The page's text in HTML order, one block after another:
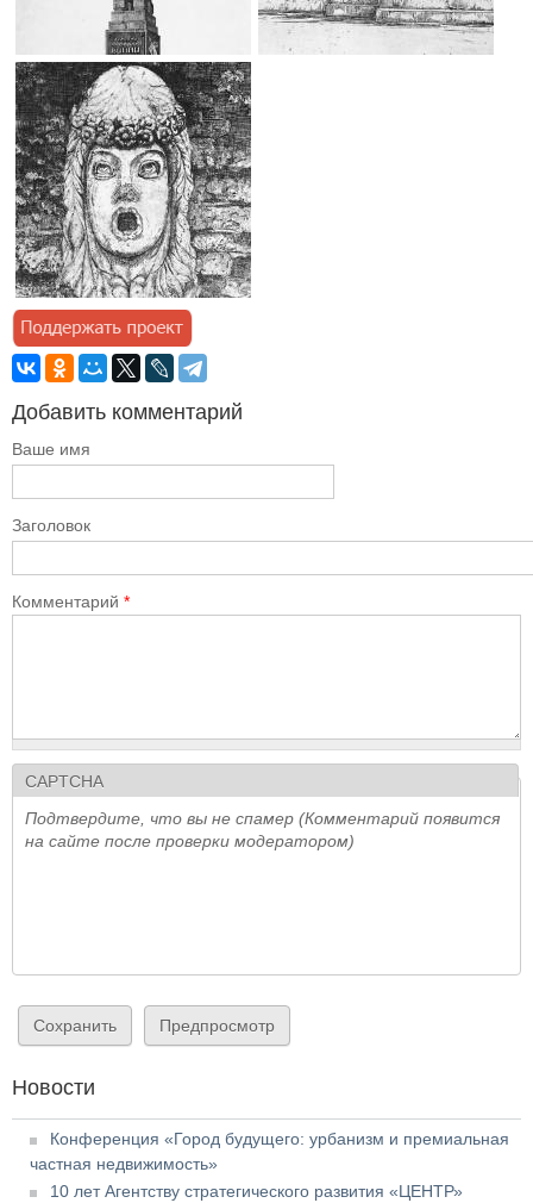
Добавить комментарий
Ваше имя
Заголовок
Комментарий *
CAPTCHA
Подтвердите, что вы не спамер (Комментарий появится
на сайте после проверки модератором)
Новости
Конференция «Город будущего: урбанизм и премиальная
частная недвижимость»
10 лет Агентству стратегического развития «ЦЕНТР»